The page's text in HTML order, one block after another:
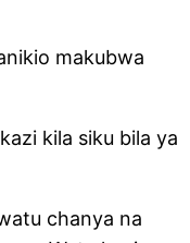
makubwa
kila siku bila ya
chanya na